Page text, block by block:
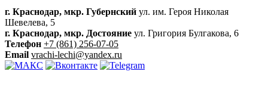
г. Краснодар, мкр. Губернский ул. им. Героя Николая
Шевелева, 5
г. Краснодар, мкр. Достояние ул. Григория Булгакова, 6
Телефон +7 (861) 256-07-05
Email vrachi-lechi@yandex.ru